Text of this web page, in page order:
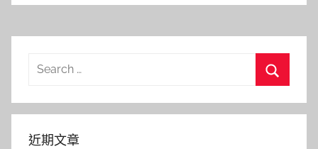
Search
近期文章